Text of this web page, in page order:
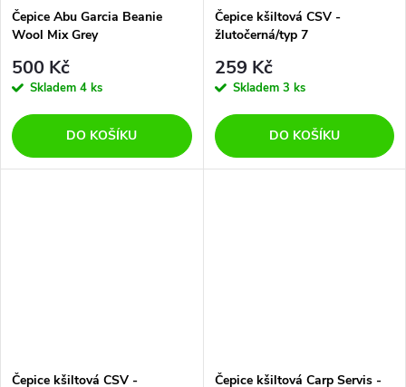
Čepice Abu Garcia Beanie
Wool Mix Grey
500 Kč
Skladem 4 ks
DO KOŠÍKU
Čepice kšiltová CSV -
žlutočerná/typ 7
259 Kč
Skladem 3 ks
DO KOŠÍKU
Čepice kšiltová CSV -
Čepice kšiltová Carp Servis -